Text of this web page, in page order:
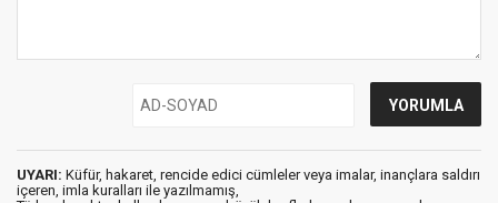
UYARI: Küfür, hakaret, rencide edici cümleler veya imalar, inançlara saldırı
içeren, imla kuralları ile yazılmamış,